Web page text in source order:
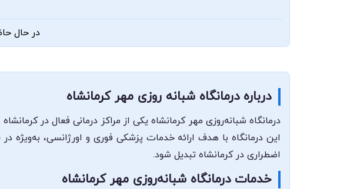
در حال
درباره درمانگاه شبانه روزی مهر کرمانشاه
درمانگاه شبانه‌روزی مهر کرمانشاه یکی از مراکز درمانی فعال در
این درمانگاه با هدف ارائه خدمات پزشکی فوری و اورژانسی، به‌ویژه
اضطراری در کرمانشاه تبدیل شود.
خدمات درمانگاه شبانه‌روزی مهر کرمانشاه